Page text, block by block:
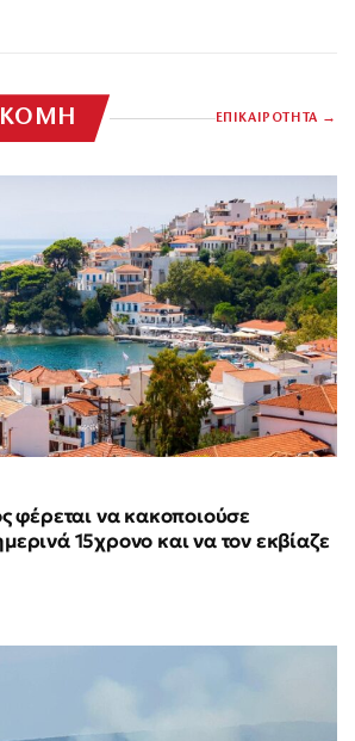
ΕΠΙΚΑΙΡΟΤΗΤΑ
φέρεται να κακοποιούσε
15χρονο και να τον εκβίαζε